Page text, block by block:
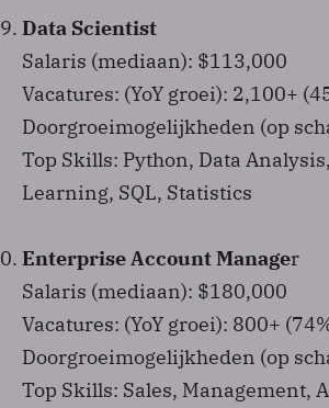
Data Scientist
Salaris (mediaan): $113,000
Vacatures: (YoY groei): 2,100+
Doorgroeimogelijkheden (op
Top Skills: Python, Data
Learning, SQL, Statistics
Enterprise Account Manager
Salaris (mediaan): $180,000
Vacatures: (YoY groei): 800+
Doorgroeimogelijkheden (op
Top Skills: Sales, Management,